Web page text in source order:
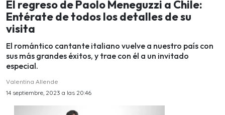
El regreso de Paolo Meneguzzi a Chile:
Entérate de todos los detalles de su
visita
El romántico cantante italiano vuelve a nuestro país con
sus más grandes éxitos, y trae con él a un invitado
especial.
Valentina Allende
14 septiembre, 2023 a las 20:46